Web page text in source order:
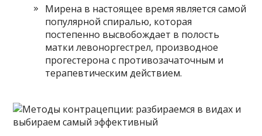
Мирена в настоящее время является самой
популярной спиралью, которая
постепенно высвобождает в полость
матки левоноргестрел, производное
прогестерона с противозачаточным и
терапевтическим действием.